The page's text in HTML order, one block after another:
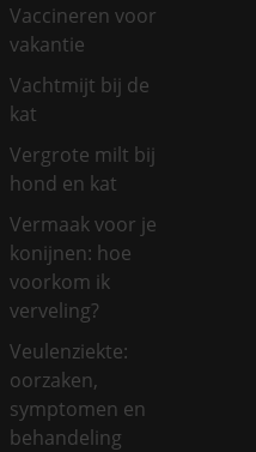
Vaccineren voor
vakantie
Vachtmijt bij de
kat
Vergrote milt bij
hond en kat
Vermaak voor je
konijnen: hoe
voorkom ik
verveling?
Veulenziekte:
oorzaken,
symptomen en
behandeling